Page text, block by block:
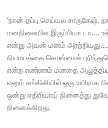
‘நான் தப்பு செய்யல
மனநிலையில இருப்பியா டா....
என்று அவன் மனம்
நியாயத்தை சொன்னால்
என்ற எண்ணம் மனதை
எனும் சங்கிலியில் ஒரு
ஒன்று எதிரியாய் நினைத்து
நினைக்கிறது.